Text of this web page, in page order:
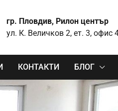
гр. Пловдив, Рилон център
ул. К. Величков 2, ет. 3, офис
КОНТАКТИ БЛОГ